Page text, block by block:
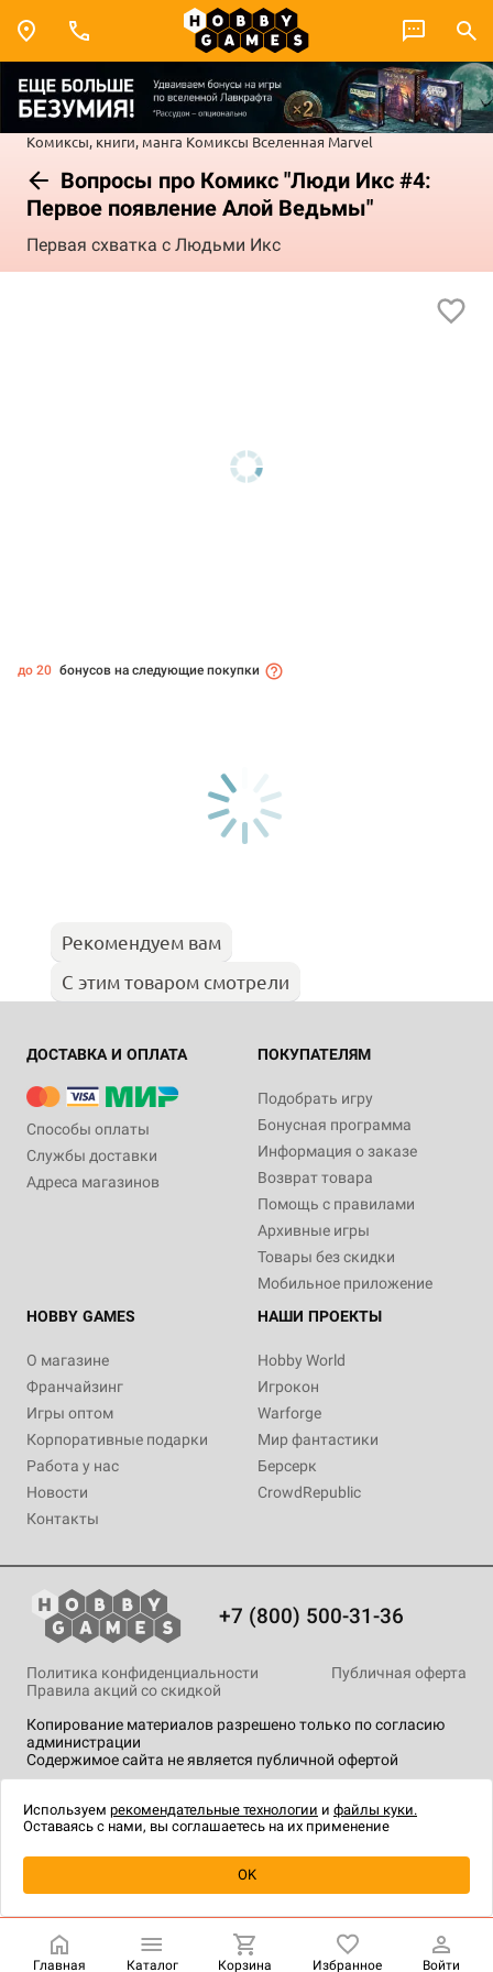
Комиксы, книги, манга Комиксы Вселенная Marvel
Вопросы про Комикс "Люди Икс #4:
Первое появление Алой Ведьмы"
Первая схватка с Людьми Икс
Уведомить о наличии
до 20 бонусов на следующие покупки
Рекомендуем вам
С этим товаром смотрели
ДОСТАВКА И ОПЛАТА
Способы оплаты
Службы доставки
Адреса магазинов
ПОКУПАТЕЛЯМ
Подобрать игру
Бонусная программа
Информация о заказе
Возврат товара
Помощь с правилами
Архивные игры
Товары без скидки
Мобильное приложение
HOBBY GAMES
О магазине
Франчайзинг
Игры оптом
Корпоративные подарки
Работа у нас
Новости
Контакты
НАШИ ПРОЕКТЫ
Hobby World
Игрокон
Warforge
Мир фантастики
Берсерк
CrowdRepublic
+7 (800) 500-31-36
Копирование материалов разрешено только по согласию
администрации
Содержимое сайта не является публичной офертой
Политика конфиденциальности
Публичная оферта
Правила акций со скидкой
технологии.
Главная Каталог Корзина Избранное Войти
Используем рекомендательные технологии и файлы куки.
Оставаясь с нами, вы соглашаетесь на их применение
OK